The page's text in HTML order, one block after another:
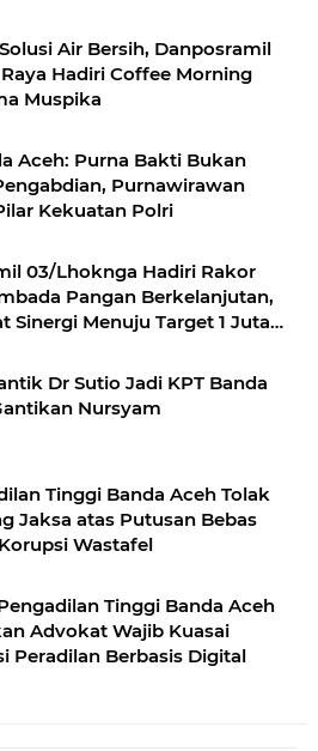
Air Bersih, Danposramil
Hadiri Coffee Morning
Muspika
Aceh: Purna Bakti Bukan
Purnawirawan
Kekuatan Polri
03/Lhoknga Hadiri Rakor
Pangan Berkelanjutan,
Sinergi Menuju Target 1 Juta
Dr Sutio Jadi KPT Banda
Nursyam
Tinggi Banda Aceh Tolak
Jaksa atas Putusan Bebas
Wastafel
Tinggi Banda Aceh
Advokat Wajib Kuasai
Peradilan Berbasis Digital